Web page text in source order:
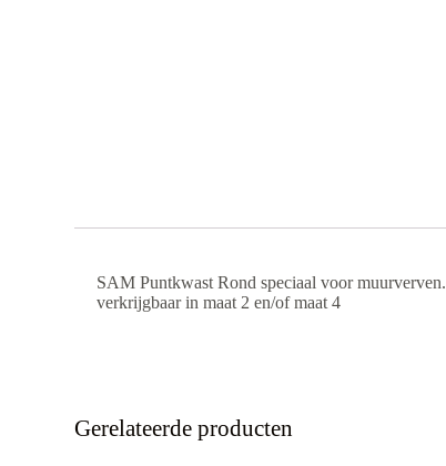
SAM Puntkwast Rond speciaal voor muurverven.
verkrijgbaar in maat 2 en/of maat 4
Gerelateerde producten